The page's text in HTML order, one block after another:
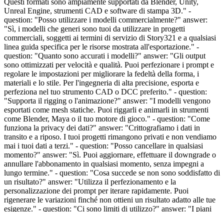
Unreal Engine, strumenti CAD e software di stampa 3D." -
question: "Posso utilizzare i modelli commercialmente?" answer:
"Sì, i modelli che generi sono tuoi da utilizzare in progetti
commerciali, soggetti ai termini di servizio di Story321 e a qualsiasi
linea guida specifica per le risorse mostrata all'esportazione." -
question: "Quanto sono accurati i modelli?" answer: "Gli output
sono ottimizzati per velocità e qualità. Puoi perfezionare i prompt e
regolare le impostazioni per migliorare la fedeltà della forma, i
materiali e lo stile. Per l'ingegneria di alta precisione, esporta e
perfeziona nel tuo strumento CAD o DCC preferito." - question:
"Supporta il rigging o l'animazione?" answer: "I modelli vengono
esportati come mesh statiche. Puoi riggarli e animarli in strumenti
come Blender, Maya o il tuo motore di gioco." - question: "Come
funziona la privacy dei dati?" answer: "Crittografiamo i dati in
transito e a riposo. I tuoi progetti rimangono privati e non vendiamo
mai i tuoi dati a terzi." - question: "Posso cancellare in qualsiasi
momento?" answer: "Sì. Puoi aggiornare, effettuare il downgrade o
annullare l'abbonamento in qualsiasi momento, senza impegni a
lungo termine." - question: "Cosa succede se non sono soddisfatto di
un risultato?" answer: "Utilizza il perfezionamento e la
personalizzazione dei prompt per iterare rapidamente. Puoi
rigenerare le variazioni finché non ottieni un risultato adatto alle tue
esigenze." - question: "Ci sono limiti di utilizzo?" answer: "I piani